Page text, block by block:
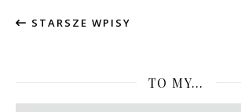
STARSZE WPISY
TO MY…